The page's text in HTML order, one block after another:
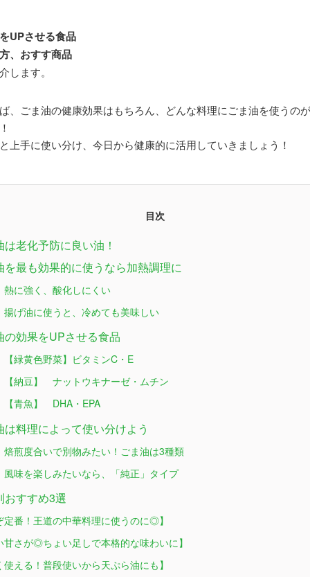
UPさせる食品
、おすす商品
します。
、ごま油の健康効果はもちろん、どんな料理にごま油を使うの
上手に使い分け、今日から健康的に活用していきましょう！
目次
老化予防に良い油！
最も効果的に使うなら加熱調理に
に強く、酸化しにくい
げ油に使うと、冷めても美味しい
効果をUPさせる食品
緑黄色野菜】ビタミンC・E
納豆】 ナットウキナーゼ・ムチン
青魚】 DHA・EPA
料理によって使い分けよう
煎度合いで別物みたい！ごま油は3種類
味を楽しみたいなら、「純正」タイプ
すすめ3選
定番！王道の中華料理に使うのに◎】
甘さが◎ちょい足しで本格的な味わいに】
える！普段使いから天ぷら油にも】